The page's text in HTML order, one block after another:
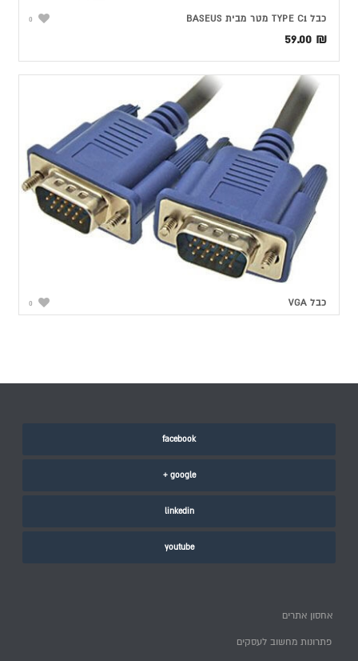
0 כבל TYPE C1 מטר מבית BASEUS
59.00 ₪
0 כבל VGA
facebook
google +
linkedin
youtube
אחסון אתרים
פתרונות מחשוב לעסקים